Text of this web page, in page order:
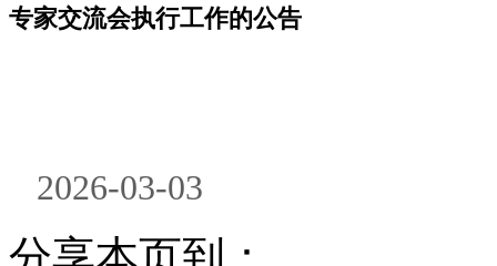
专家交流会执行工作的公告
2026-03-03
分享本页到：